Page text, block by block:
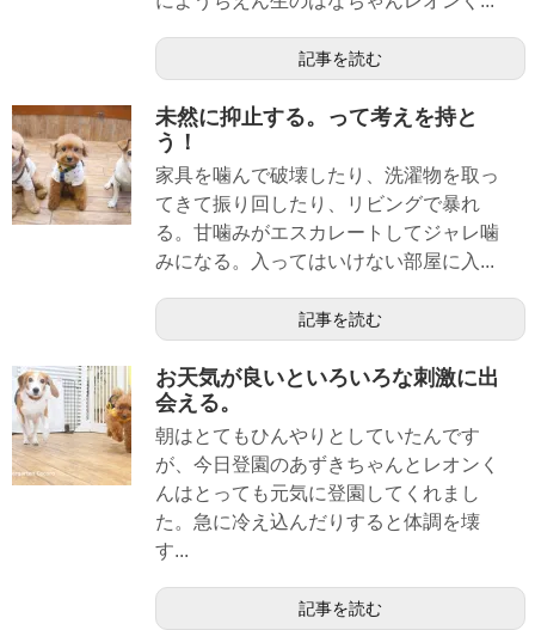
記事を読む
未然に抑止する。って考えを持と
う！
家具を噛んで破壊したり、洗濯物を取っ
てきて振り回したり、リビングで暴れ
る。甘噛みがエスカレートしてジャレ噛
みになる。入ってはいけない部屋に入...
記事を読む
お天気が良いといろいろな刺激に出
会える。
朝はとてもひんやりとしていたんです
が、今日登園のあずきちゃんとレオンく
んはとっても元気に登園してくれまし
た。急に冷え込んだりすると体調を壊
す...
記事を読む